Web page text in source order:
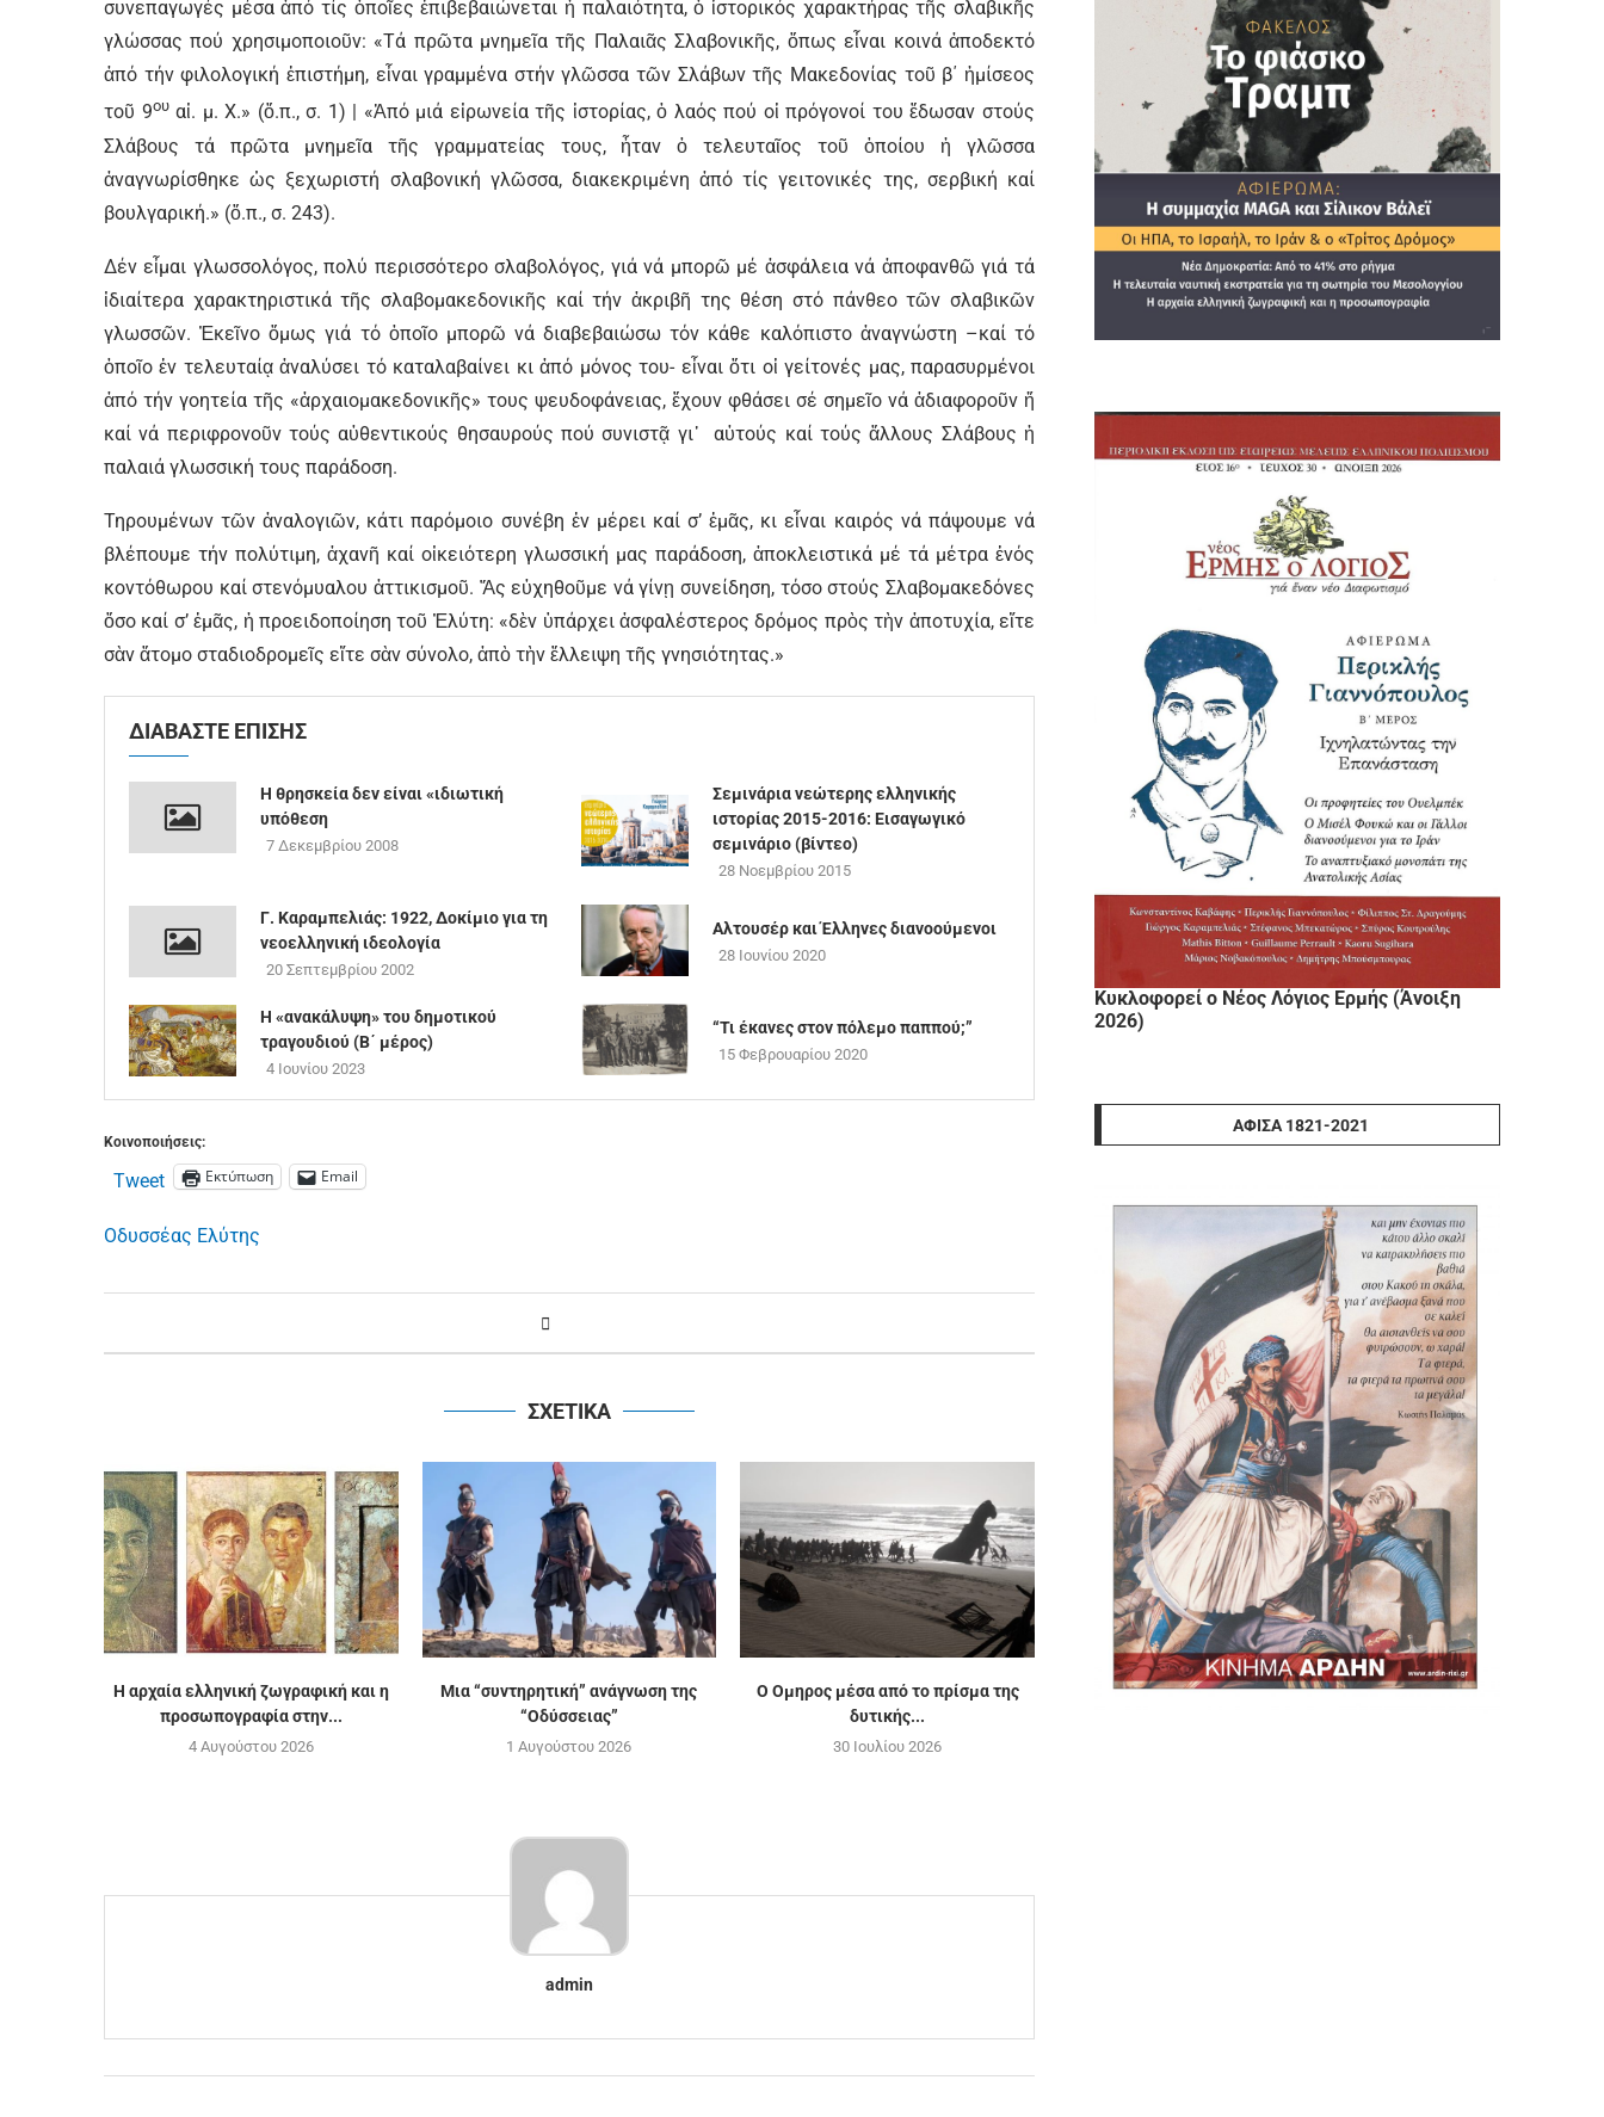
συνεπαγωγές μέσα ἀπό τίς ὁποῖες ἐπιβεβαιώνεται ἡ παλαιότητα, ὁ ἱστορικός χαρακτήρας τῆς σλαβικῆς
γλώσσας πού χρησιμοποιοῦν: «Τά πρῶτα μνημεῖα τῆς Παλαιᾶς Σλαβονικῆς, ὅπως εἶναι κοινά ἀποδεκτό
ἀπό τήν φιλολογική ἐπιστήμη, εἶναι γραμμένα στήν γλῶσσα τῶν Σλάβων τῆς Μακεδονίας τοῦ β΄ ἡμίσεος
τοῦ 9ουαἰ. μ. Χ.» (ὅ.π., σ. 1) | «Ἀπό μιά εἰρωνεία τῆς ἱστορίας, ὁ λαός πού οἱ πρόγονοί του ἔδωσαν στούς
Σλάβους τά πρῶτα μνημεῖα τῆς γραμματείας τους, ἦταν ὁ τελευταῖος τοῦ ὁποίου ἡ γλῶσσα
ἀναγνωρίσθηκε ὡς ξεχωριστή σλαβονική γλῶσσα, διακεκριμένη ἀπό τίς γειτονικές της, σερβική καί
βουλγαρική.» (ὅ.π., σ. 243).
Δέν εἶμαι γλωσσολόγος, πολύ περισσότερο σλαβολόγος, γιά νά μπορῶ μέ ἀσφάλεια νά ἀποφανθῶ γιά τά
ἰδιαίτερα χαρακτηριστικά τῆς σλαβομακεδονικῆς καί τήν ἀκριβῆ της θέση στό πάνθεο τῶν σλαβικῶν
γλωσσῶν. Ἐκεῖνο ὅμως γιά τό ὁποῖο μπορῶ νά διαβεβαιώσω τόν κάθε καλόπιστο ἀναγνώστη –καί τό
ὁποῖο ἐν τελευταίᾳ ἀναλύσει τό καταλαβαίνει κι ἀπό μόνος του- εἶναι ὅτι οἱ γείτονές μας, παρασυρμένοι
ἀπό τήν γοητεία τῆς «ἀρχαιομακεδονικῆς» τους ψευδοφάνειας, ἔχουν φθάσει σέ σημεῖο νά ἀδιαφοροῦν ἤ
καί νά περιφρονοῦν τούς αὐθεντικούς θησαυρούς πού συνιστᾷ γι᾿ αὐτούς καί τούς ἄλλους Σλάβους ἡ
παλαιά γλωσσική τους παράδοση.
Τηρουμένων τῶν ἀναλογιῶν, κάτι παρόμοιο συνέβη ἐν μέρει καί σ’ ἐμᾶς, κι εἶναι καιρός νά πάψουμε νά
βλέπουμε τήν πολύτιμη, ἀχανῆ καί οἰκειότερη γλωσσική μας παράδοση, ἀποκλειστικά μέ τά μέτρα ἑνός
κοντόθωρου καί στενόμυαλου ἀττικισμοῦ. Ἄς εὐχηθοῦμε νά γίνῃ συνείδηση, τόσο στούς Σλαβομακεδόνες
ὅσο καί σ’ ἐμᾶς, ἡ προειδοποίηση τοῦ Ἐλύτη: «δὲν ὑπάρχει ἀσφαλέστερος δρόμος πρὸς τὴν ἀποτυχία, εἴτε
σὰν ἄτομο σταδιοδρομεῖς εἴτε σὰν σύνολο, ἀπὸ τὴν ἔλλειψη τῆς γνησιότητας.»
ΔΙΑΒΑΣΤΕ ΕΠΙΣΗΣ
Η θρησκεία δεν είναι «ιδιωτική
υπόθεση
7 Δεκεμβρίου 2008
Σεμινάρια νεώτερης ελληνικής
ιστορίας 2015-2016: Εισαγωγικό
σεμινάριο (βίντεο)
28 Νοεμβρίου 2015
Γ. Καραμπελιάς: 1922, Δοκίμιο για τη
νεοελληνική ιδεολογία
20 Σεπτεμβρίου 2002
Αλτουσέρ και Έλληνες διανοούμενοι
28 Ιουνίου 2020
Η «ανακάλυψη» του δημοτικού
τραγουδιού (B΄ μέρος)
4 Ιουνίου 2023
“Τι έκανες στον πόλεμο παππού;”
15 Φεβρουαρίου 2020
Κοινοποιήσεις:
Tweet Εκτύπωση Email
Οδυσσέας Ελύτης
ΣΧΕΤΙΚΑ
H αρχαία ελληνική ζωγραφική και η
προσωπογραφία στην...
4 Αυγούστου 2026
Μια “συντηρητική” ανάγνωση της
“Οδύσσειας”
1 Αυγούστου 2026
Ο Ομηρος μέσα από το πρίσμα της
δυτικής...
30 Ιουλίου 2026
admin
Κυκλοφορεί ο Νέος Λόγιος Ερμής (Άνοιξη
2026)
ΑΦΊΣΑ 1821-2021